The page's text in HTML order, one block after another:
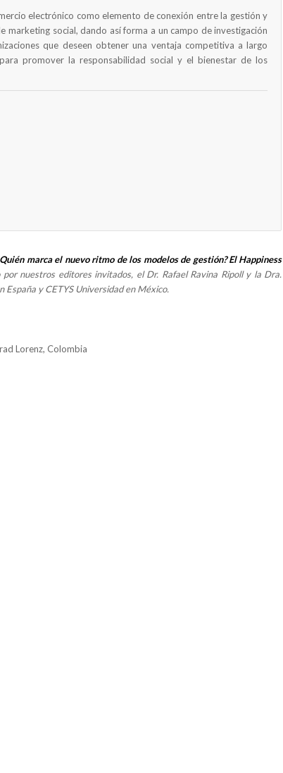
electrónico como elemento de conexión entre la gestión y
marketing social, dando así forma a un campo de investigación
que deseen obtener una ventaja competitiva a largo
promover la responsabilidad social y el bienestar de los
marca el nuevo ritmo de los modelos de gestión? El Happiness
por nuestros editores invitados, el Dr. Rafael Ravina Ripoll y la Dra.
España y CETYS Universidad en México.
Lorenz, Colombia